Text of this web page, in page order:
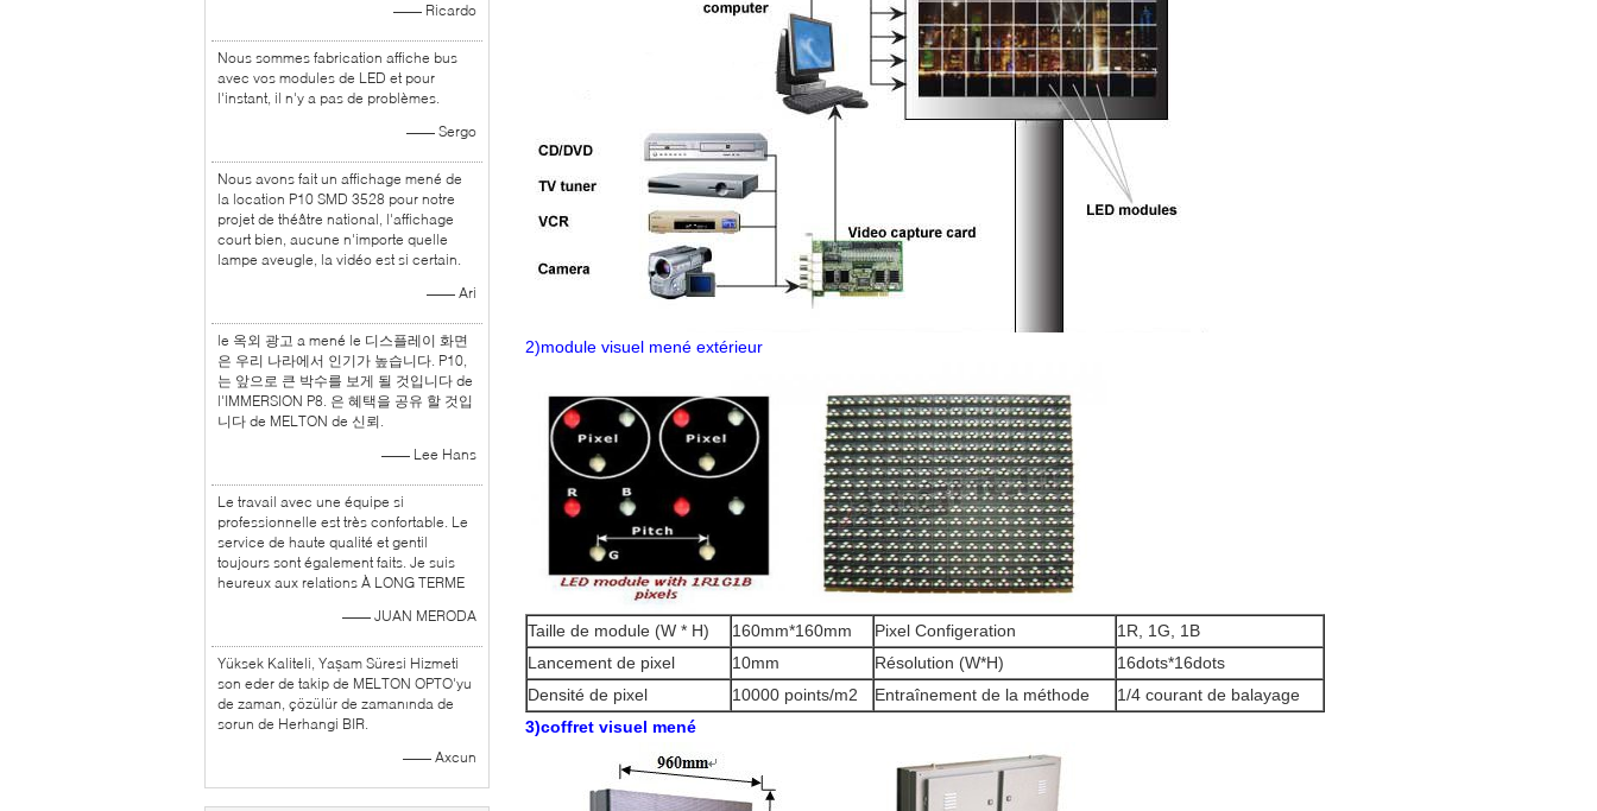
—— Ricardo
Nous sommes fabrication affiche bus
avec vos modules de LED et pour
l'instant, il n'y a pas de problèmes.
—— Sergo
Nous avons fait un affichage mené de
la location P10 SMD 3528 pour notre
projet de théâtre national, l'affichage
court bien, aucune n'importe quelle
lampe aveugle, la vidéo est si certain.
—— Ari
le 옥외 광고 a mené le 디스플레이 화면
은 우리 나라에서 인기가 높습니다. P10,
는 앞으로 큰 박수를 보게 될 것입니다 de
l'IMMERSION P8. 은 혜택을 공유 할 것입
니다 de MELTON de 신뢰.
—— Lee Hans
Le travail avec une équipe si
professionnelle est très confortable. Le
service de haute qualité et gentil
toujours sont également faits. Je suis
heureux aux relations À LONG TERME
—— JUAN MERODA
Yüksek Kaliteli, Yașam Süresi Hizmeti
son eder de takip de MELTON OPTO'yu
de zaman, çözülür de zamanında de
sorun de Herhangi BIR.
—— Axcun
2)module visuel mené extérieur
Taille de module (W * H) 160mm*160mm Pixel Configeration
1R, 1G, 1B
Lancement de pixel
10mm Résolution (W*H)
16dots*16dots
Densité de pixel
10000 points/m2 Entraînement de la méthode
1/4 courant de balayage
3)coffret visuel mené